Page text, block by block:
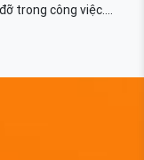
trong công việc.